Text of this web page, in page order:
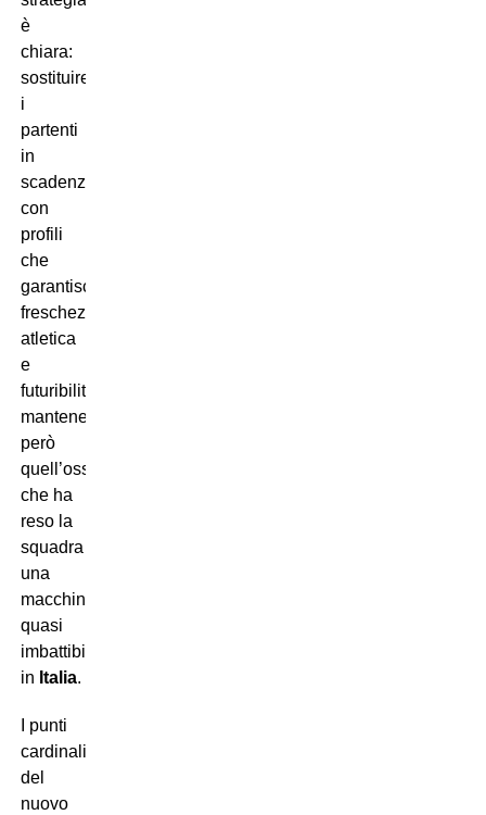
è
chiara:
sostituire
i
partenti
in
scadenza
con
profili
che
garantiscano
freschezza
atletica
e
futuribilità,
mantenendo
però
quell’ossatura
che ha
reso la
squadra
una
macchina
quasi
imbattibile
in Italia.
I punti
cardinali
del
nuovo